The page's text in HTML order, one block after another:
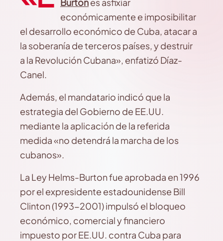
económicamente e imposibilitar
el desarrollo económico de Cuba, atacar a
la soberanía de terceros países, y destruir
a la Revolución Cubana», enfatizó Díaz-
Canel.
Además, el mandatario indicó que la
estrategia del Gobierno de EE.UU.
mediante la aplicación de la referida
medida «no detendrá la marcha de los
cubanos».
La Ley Helms-Burton fue aprobada en 1996
por el expresidente estadounidense Bill
Clinton (1993-2001) impulsó el bloqueo
económico, comercial y financiero
impuesto por EE.UU. contra Cuba para